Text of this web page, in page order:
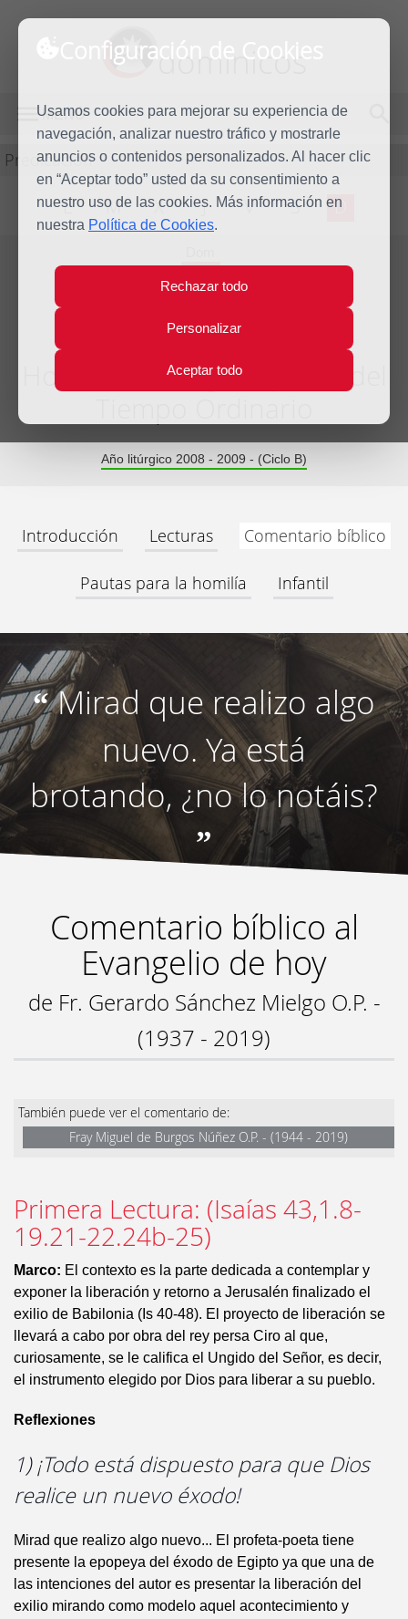
Configuración de Cookies
Usamos cookies para mejorar su experiencia de
navegación, analizar nuestro tráfico y mostrarle
anuncios o contenidos personalizados. Al hacer clic
en “Aceptar todo” usted da su consentimiento a
nuestro uso de las cookies. Más información en
nuestra Política de Cookies.
Rechazar todo
Personalizar
Aceptar todo
dominicos
MENÚ
Predicación
L M X J V S D
22
Feb
Homilía Domingo séptimo del
Año litúrgico 2008 - 2009 - (Ciclo B)
Introducción Lecturas Comentario bíblico
Pautas para la homilía Infantil
“Mirad que realizo algo
nuevo. Ya está
brotando, ¿no lo notáis?
”
Comentario bíblico al
Evangelio de hoy
de Fr. Gerardo Sánchez Mielgo O.P. -
(1937 - 2019)
También puede ver el comentario de:
Fray Miguel de Burgos Núñez O.P. - (1944 - 2019)
Primera Lectura: (Isaías 43,1.8-
19.21-22.24b-25)
Marco: El contexto es la parte dedicada a contemplar y
exponer la liberación y retorno a Jerusalén finalizado el
exilio de Babilonia (Is 40-48). El proyecto de liberación se
llevará a cabo por obra del rey persa Ciro al que,
curiosamente, se le califica el Ungido del Señor, es decir,
el instrumento elegido por Dios para liberar a su pueblo.
Reflexiones
1) ¡Todo está dispuesto para que Dios
realice un nuevo éxodo!
Mirad que realizo algo nuevo... El profeta-poeta tiene
presente la epopeya del éxodo de Egipto ya que una de
las intenciones del autor es presentar la liberación del
exilio mirando como modelo aquel acontecimiento y